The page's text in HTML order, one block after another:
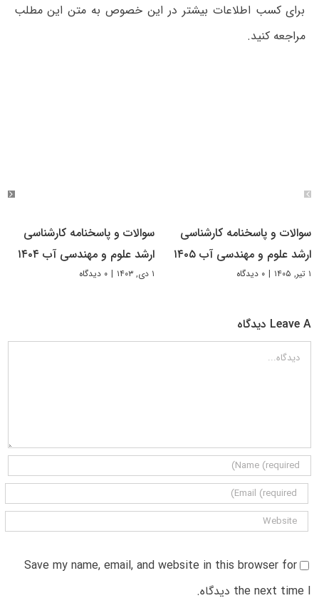
برای کسب اطلاعات بیشتر در این خصوص به متن این مطلب
مراجعه کنید.
سوالات و پاسخنامه کارشناسی
ارشد علوم و مهندسی آب ۱۴۰۵
۱ تیر, ۱۴۰۵ | ۰ دیدگاه
سوالات و پاسخنامه کارشناسی
ارشد علوم و مهندسی آب ۱۴۰۴
۱ دی, ۱۴۰۳ | ۰ دیدگاه
Leave A دیدگاه
دیدگاه
Save my name, email, and website in this browser for
the next time I دیدگاه.